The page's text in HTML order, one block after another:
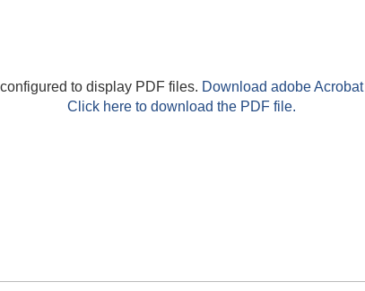
to display PDF files. Download adobe Acrobat
Click here to download the PDF file.